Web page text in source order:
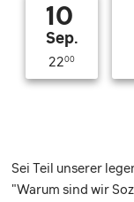
Sei Teil unserer
"Warum sind wir
10
Sep.
2200